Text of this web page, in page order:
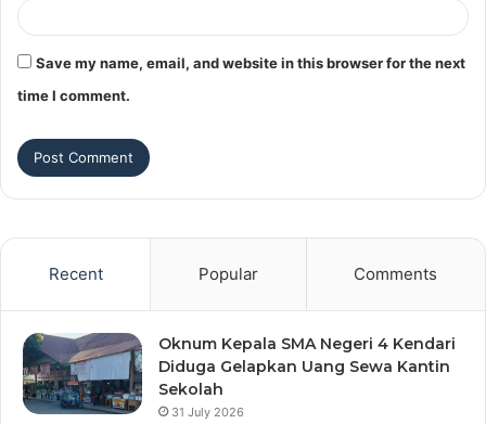
Save my name, email, and website in this browser for the next
time I comment.
Recent Popular Comments
Oknum Kepala SMA Negeri 4 Kendari
Diduga Gelapkan Uang Sewa Kantin
Sekolah
31 July 2026